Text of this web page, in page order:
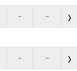
– –
– –